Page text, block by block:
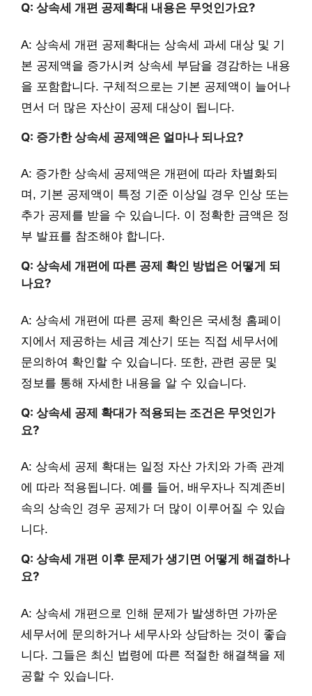
Q: 상속세 개편 공제확대 내용은 무엇인가요?
A: 상속세 개편 공제확대는 상속세 과세 대상 및 기
본 공제액을 증가시켜 상속세 부담을 경감하는 내용
을 포함합니다. 구체적으로는 기본 공제액이 늘어나
면서 더 많은 자산이 공제 대상이 됩니다.
Q: 증가한 상속세 공제액은 얼마나 되나요?
A: 증가한 상속세 공제액은 개편에 따라 차별화되
며, 기본 공제액이 특정 기준 이상일 경우 인상 또는
추가 공제를 받을 수 있습니다. 이 정확한 금액은 정
부 발표를 참조해야 합니다.
Q: 상속세 개편에 따른 공제 확인 방법은 어떻게 되
나요?
A: 상속세 개편에 따른 공제 확인은 국세청 홈페이
지에서 제공하는 세금 계산기 또는 직접 세무서에
문의하여 확인할 수 있습니다. 또한, 관련 공문 및
정보를 통해 자세한 내용을 알 수 있습니다.
Q: 상속세 공제 확대가 적용되는 조건은 무엇인가
요?
A: 상속세 공제 확대는 일정 자산 가치와 가족 관계
에 따라 적용됩니다. 예를 들어, 배우자나 직계존비
속의 상속인 경우 공제가 더 많이 이루어질 수 있습
니다.
Q: 상속세 개편 이후 문제가 생기면 어떻게 해결하나
요?
A: 상속세 개편으로 인해 문제가 발생하면 가까운
세무서에 문의하거나 세무사와 상담하는 것이 좋습
니다. 그들은 최신 법령에 따른 적절한 해결책을 제
공할 수 있습니다.